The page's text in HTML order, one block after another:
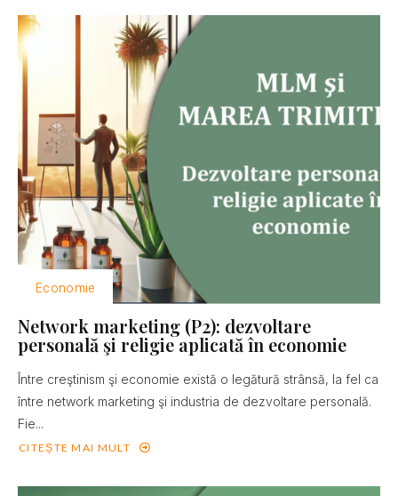
Economie
Network marketing (P2): dezvoltare
personală şi religie aplicată în economie
Între creştinism şi economie există o legătură strânsă, la fel ca
între network marketing şi industria de dezvoltare personală.
Fie...
CITEȘTE MAI MULT